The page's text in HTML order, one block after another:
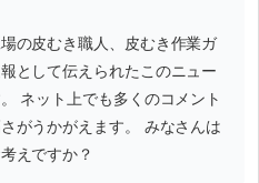
の皮むき職人、皮むき作業ガ
として伝えられたこのニュー
ネット上でも多くのコメント
がうかがえます。 みなさんは
えですか？